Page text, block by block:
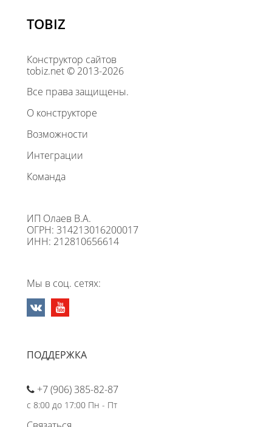
TOBIZ
Конструктор сайтов
tobiz.net © 2013-2026
Все права защищены.
О конструкторе
Возможности
Интеграции
Команда
ИП Олаев В.А.
ОГРН: 314213016200017
ИНН: 212810656614
Мы в соц. сетях:
ПОДДЕРЖКА
+7 (906) 385-82-87
с 8:00 до 17:00 Пн - Пт